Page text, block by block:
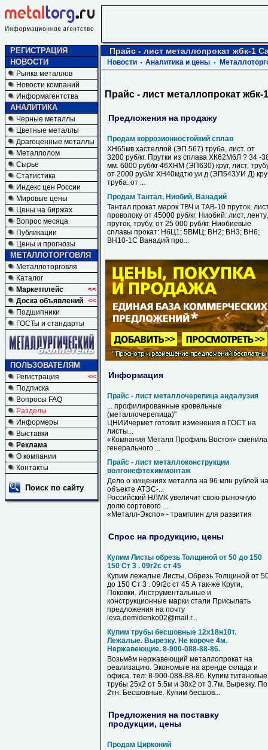
РЕГИСТРАЦИЯ
НОВОСТИ
Рынка металлов
Новости компаний
Информагентства
АНАЛИТИКА
Черные металлы
Цветные металлы
Драгоценные металлы
Металлолом
Сырье
Статистика
Индекс цен России
Мировые цены
Цены на биржах
Вопрос месяца
Публикации
Цены и прогнозы
МЕТАЛЛОТОРГОВЛЯ
Металлоторговля
Каталог
Маркетплейс
<<
Доска объявлений <<
Подшипники
ГОСТы и стандарты
ПОЛЬЗОВАТЕЛЯМ
Регистрация
<<
Подписка
Вопросы FAQ
Разделы
Информеры
Выставки
Реклама
О компании
Контакты
Поиск по сайту
Прайс - лист металлопрокат жбк-1
Новости Аналитика и цены
Прайс - лист металлопрокат жбк-
Предложения на продажу
Продам коррозионностойкий сплав
ХН65мв хастеллой (ЭП 567) труба, лист. от
3200 руб/кг. Прутки из сплава ХК62М6Л ? 34 -
мм. 6000 руб/кг 46ХНМ (ЭП630) круг, лист,
от 2000 руб/кг ХН40мдтю уи д (ЭП543УИ Д)
труба. от ...
Продам Тантал, Ниобий, Ванадий
Тантал прокат марок ТВЧ и ТАВ-10 пруток,
проволоку от 45000 руб/кг. Ниобий: лист, ленту,
пруток, трубу, от 25 000 руб/кг. Ниобиевые
сплавы прокат: НбЦ1; 5ВМЦ; ВН2; ВН3; ВН6;
ВН10-1С Ванадий про...
Информация
Прайс - лист металлочерепица андалузия
... профилированные кровельные
(металлочерепица)"
ЦНИИчермет готовит изменения в ГОСТ на
листы...
«Компания Металл Профиль Восток» сменила
генерального ...
Прайс - лист металлоконструкции
волгонефтехиммонтаж
Дело о хищениях металла на 96 млн рублей на
объекте АТЭС-...
Российский НЛМК увеличит свою рыночную
долю сортового ...
«Металл-Экспо» - трамплин для развития
Спрос на продукцию, цены
Купим Листы обрезь Толщиной от 50 до 150
150 Ст 3 . 09г2с ст 45
Купим лежалые Листы, Обрезь Толщиной от
до 150 Ст 3 . 09г2с ст 45 А так-же Круги,
Поковки. Инструментальные и
конструкционные марки стали Присылать
предложения на почту
leva.demidenko02@mail.r...
Купим трубы бесшовные 12х18н10т.
Лежалые. Вырезку. Не короче 4м.
Нержавеющие. 8-900-088-88-86.
Возьмём нержавеющий металлопрокат на
реализацию. Экономьте на аренде склада и
офиса. тел: 8-900-088-88-86. Купим титановые
трубы 25х2 от 5.5м и 38х2 от 3.7м. Вырезку. По
2тн. Бесшовные. Купим бесшов...
Предложения на поставку
продукции, цены
Продам Цирконий